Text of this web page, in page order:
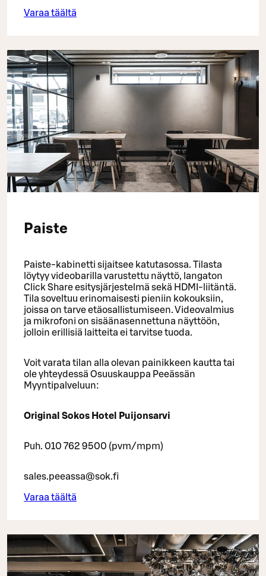
Varaa täältä
Paiste
Paiste-kabinetti sijaitsee katutasossa. Tilasta
löytyy videobarilla varustettu näyttö, langaton
Click Share esitysjärjestelmä sekä HDMI-liitäntä.
Tila soveltuu erinomaisesti pieniin kokouksiin,
joissa on tarve etäosallistumiseen. Videovalmius
ja mikrofoni on sisäänasennettuna näyttöön,
jolloin erillisiä laitteita ei tarvitse tuoda.
Voit varata tilan alla olevan painikkeen kautta tai
ole yhteydessä Osuuskauppa Peeässän
Myyntipalveluun:
Original Sokos Hotel Puijonsarvi
Puh. 010 762 9500 (pvm/mpm)
sales.peeassa@sok.fi
Varaa täältä